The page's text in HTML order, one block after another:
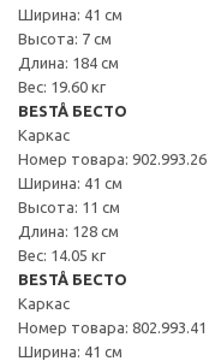
Ширина: 41 см
Высота: 7 см
Длина: 184 см
Вес: 19.60 кг
BESTÅ БЕСТО
Каркас
Номер товара: 902.993.26
Ширина: 41 см
Высота: 11 см
Длина: 128 см
Вес: 14.05 кг
BESTÅ БЕСТО
Каркас
Номер товара: 802.993.41
Ширина: 41 см